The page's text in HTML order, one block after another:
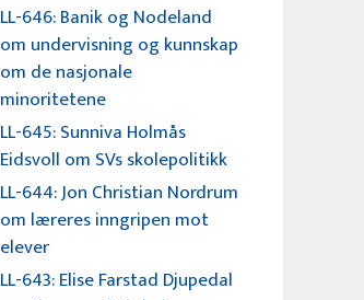
LL-646: Banik og Nodeland
om undervisning og kunnskap
om de nasjonale
minoritetene
LL-645: Sunniva Holmås
Eidsvoll om SVs skolepolitikk
LL-644: Jon Christian Nordrum
om læreres inngripen mot
elever
LL-643: Elise Farstad Djupedal